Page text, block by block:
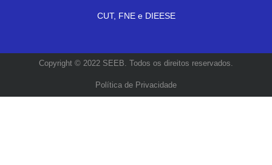
CUT, FNE e DIEESE
Copyright © 2022 SEEB. Todos os direitos reservados.
Política de Privacidade